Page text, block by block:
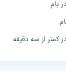
بام
کمتر از سه دقیقه